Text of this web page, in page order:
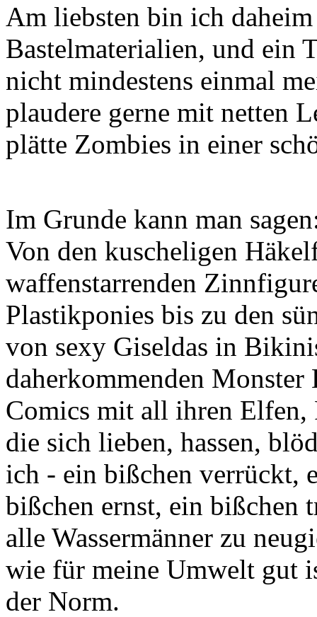
Am liebsten bin ich
Bastelmaterialien, und ein
nicht mindestens einmal
plaudere gerne mit netten
plätte Zombies in einer
Im Grunde kann man
Von den kuscheligen
waffenstarrenden
Plastikponies bis zu den
von sexy Giseldas in
daherkommenden
Comics mit all ihren Elfen,
die sich lieben, hassen,
ich - ein bißchen verrückt,
bißchen ernst, ein bißchen
alle Wassermänner zu
wie für meine Umwelt gut
der Norm.